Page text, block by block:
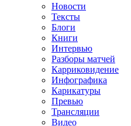
Новости
Тексты
Блоги
Книги
Интервью
Разборы матчей
Карриковидение
Инфографика
Карикатуры
Превью
Трансляции
Видео